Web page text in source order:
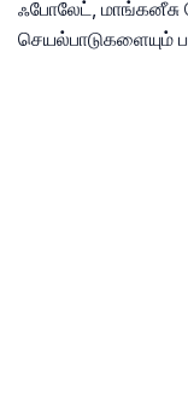
ஃபோலேட்,
செயல்பாடுகளையும்